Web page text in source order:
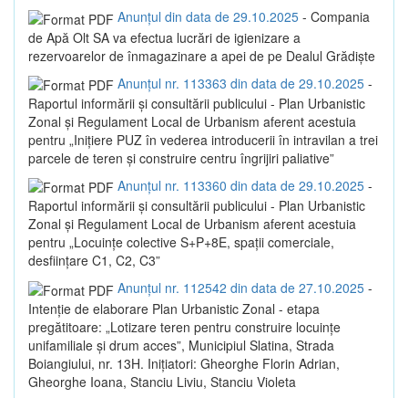
Anunțul din data de 29.10.2025 - Compania
de Apă Olt SA va efectua lucrări de igienizare a
rezervoarelor de înmagazinare a apei de pe Dealul Grădiște
Anunțul nr. 113363 din data de 29.10.2025 -
Raportul informării și consultării publicului - Plan Urbanistic
Zonal și Regulament Local de Urbanism aferent acestuia
pentru „Inițiere PUZ în vederea introducerii în intravilan a trei
parcele de teren și construire centru îngrijiri paliative”
Anunțul nr. 113360 din data de 29.10.2025 -
Raportul informării și consultării publicului - Plan Urbanistic
Zonal și Regulament Local de Urbanism aferent acestuia
pentru „Locuințe colective S+P+8E, spații comerciale,
desființare C1, C2, C3”
Anunțul nr. 112542 din data de 27.10.2025 -
Intenție de elaborare Plan Urbanistic Zonal - etapa
pregătitoare: „Lotizare teren pentru construire locuințe
unifamiliale și drum acces”, Municipiul Slatina, Strada
Boiangiului, nr. 13H. Inițiatori: Gheorghe Florin Adrian,
Gheorghe Ioana, Stanciu Liviu, Stanciu Violeta